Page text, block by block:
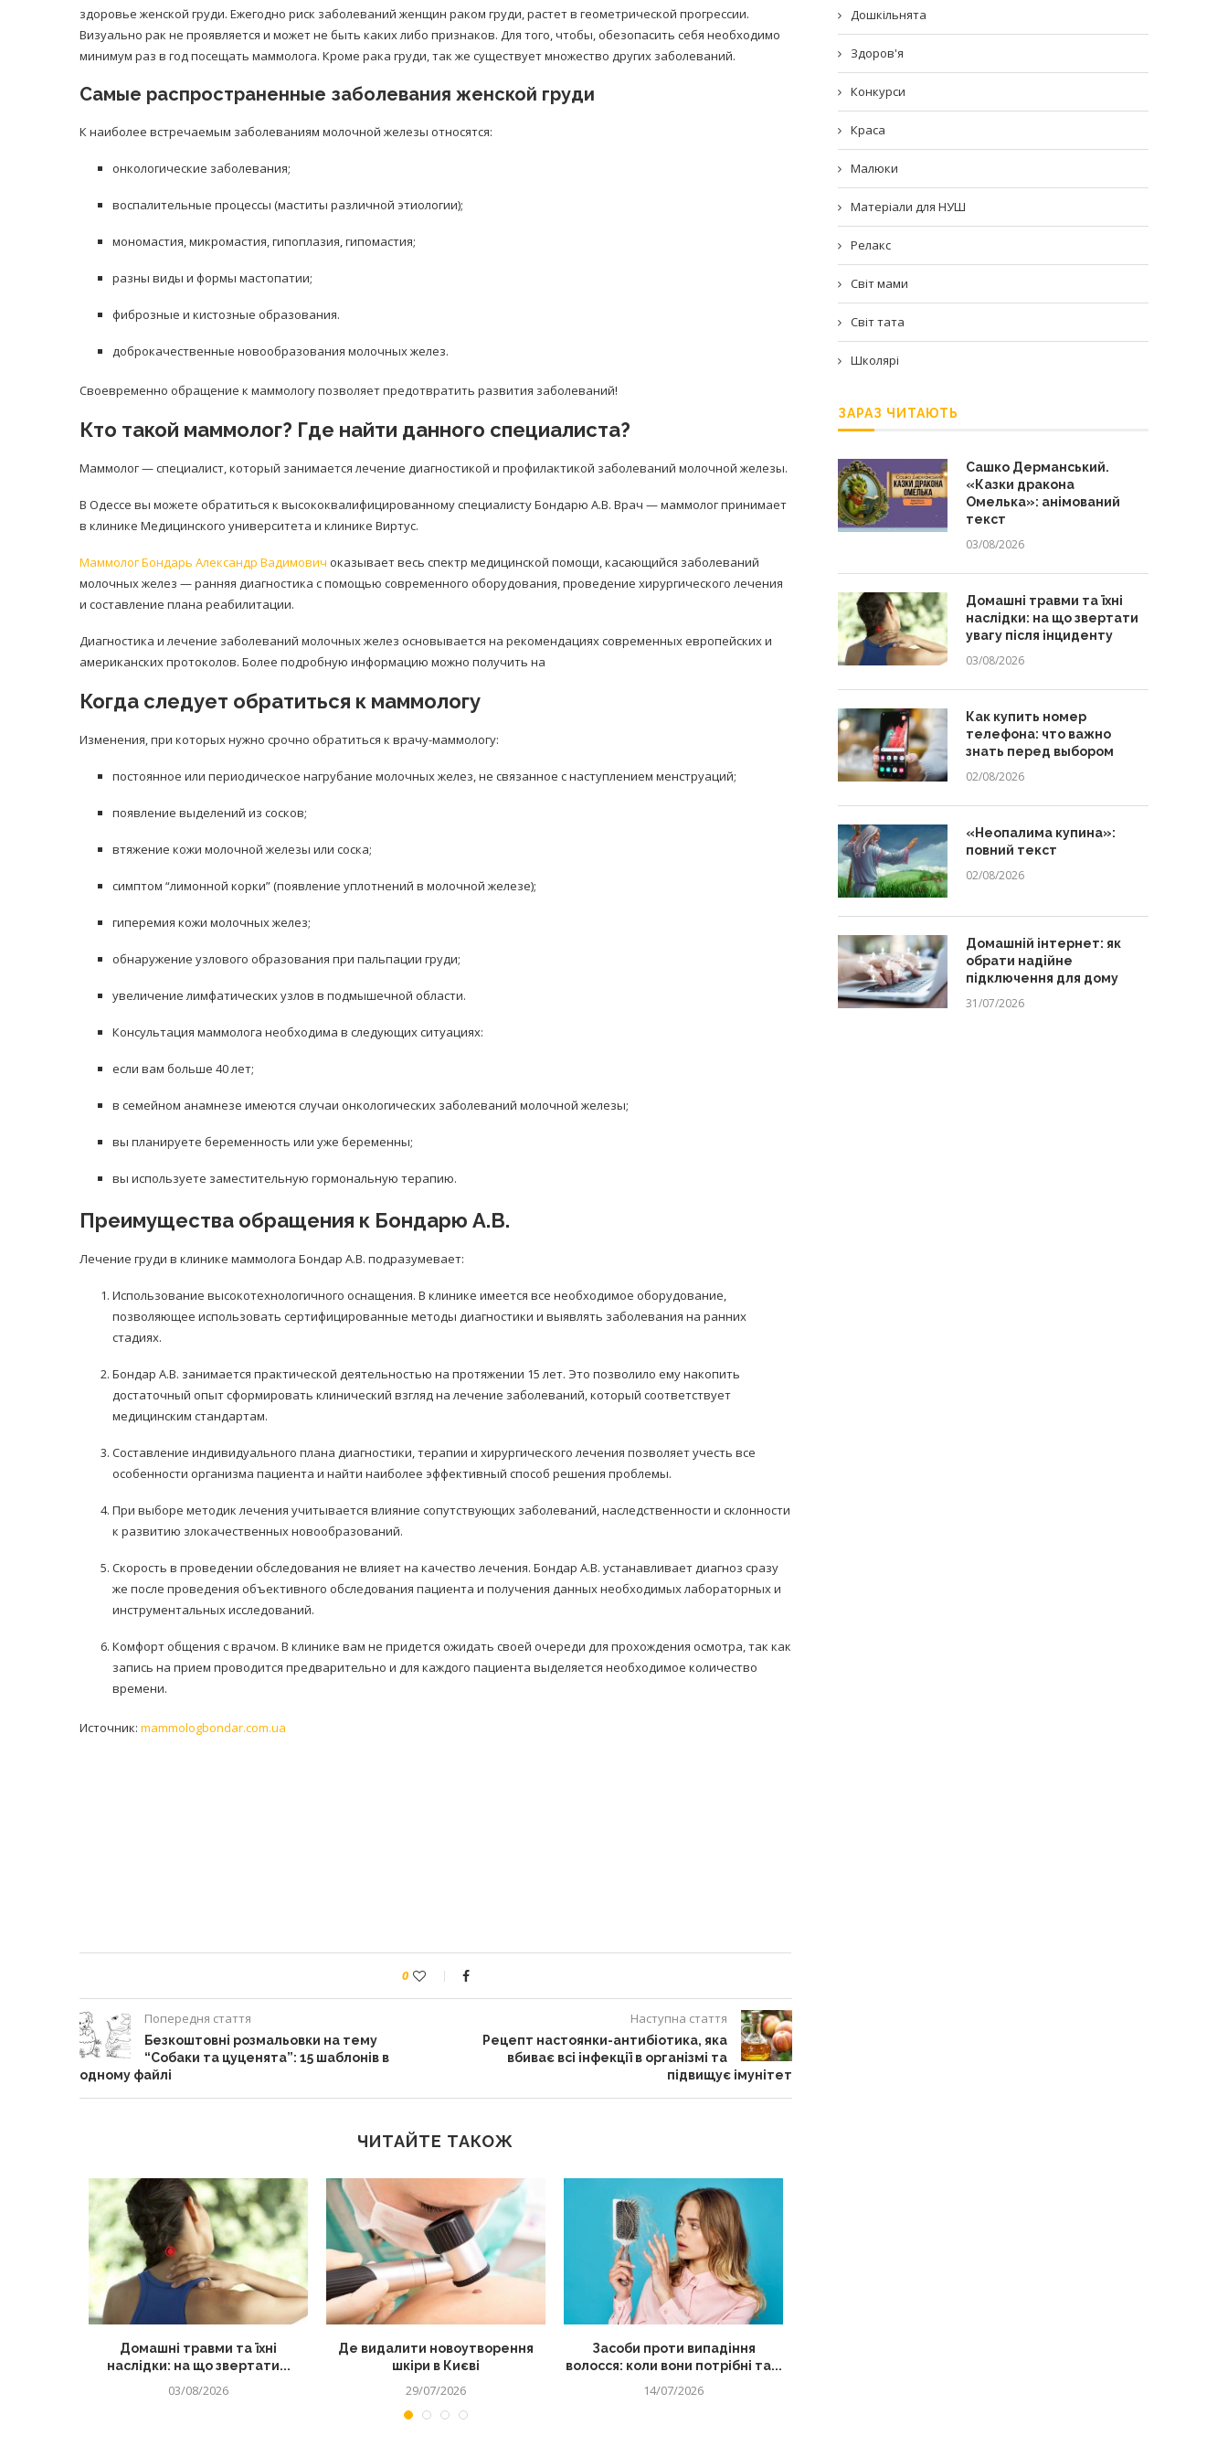
здоровье женской груди. Ежегодно риск заболеваний женщин раком груди, растет в геометрической прогрессии.
Визуально рак не проявляется и может не быть каких либо признаков. Для того, чтобы, обезопасить себя необходимо
минимум раз в год посещать маммолога. Кроме рака груди, так же существует множество других заболеваний.
Самые распространенные заболевания женской груди
К наиболее встречаемым заболеваниям молочной железы относятся:
онкологические заболевания;
воспалительные процессы (маститы различной этиологии);
мономастия, микромастия, гипоплазия, гипомастия;
разны виды и формы мастопатии;
фиброзные и кистозные образования.
доброкачественные новообразования молочных желез.
Своевременно обращение к маммологу позволяет предотвратить развития заболеваний!
Кто такой маммолог? Где найти данного специалиста?
Маммолог — специалист, который занимается лечение диагностикой и профилактикой заболеваний молочной железы.
В Одессе вы можете обратиться к высококвалифицированному специалисту Бондарю А.В. Врач — маммолог принимает
в клинике Медицинского университета и клинике Виртус.
Маммолог Бондарь Александр Вадимович оказывает весь спектр медицинской помощи, касающийся заболеваний
молочных желез — ранняя диагностика с помощью современного оборудования, проведение хирургического лечения
и составление плана реабилитации.
Диагностика и лечение заболеваний молочных желез основывается на рекомендациях современных европейских и
американских протоколов. Более подробную информацию можно получить на
Когда следует обратиться к маммологу
Изменения, при которых нужно срочно обратиться к врачу-маммологу:
постоянное или периодическое нагрубание молочных желез, не связанное с наступлением менструаций;
появление выделений из сосков;
втяжение кожи молочной железы или соска;
симптом “лимонной корки” (появление уплотнений в молочной железе);
гиперемия кожи молочных желез;
обнаружение узлового образования при пальпации груди;
увеличение лимфатических узлов в подмышечной области.
Консультация маммолога необходима в следующих ситуациях:
если вам больше 40 лет;
в семейном анамнезе имеются случаи онкологических заболеваний молочной железы;
вы планируете беременность или уже беременны;
вы используете заместительную гормональную терапию.
Преимущества обращения к Бондарю А.В.
Лечение груди в клинике маммолога Бондар А.В. подразумевает:
Использование высокотехнологичного оснащения. В клинике имеется все необходимое оборудование,
позволяющее использовать сертифицированные методы диагностики и выявлять заболевания на ранних
стадиях.
Бондар А.В. занимается практической деятельностью на протяжении 15 лет. Это позволило ему накопить
достаточный опыт сформировать клинический взгляд на лечение заболеваний, который соответствует
медицинским стандартам.
Составление индивидуального плана диагностики, терапии и хирургического лечения позволяет учесть все
особенности организма пациента и найти наиболее эффективный способ решения проблемы.
При выборе методик лечения учитывается влияние сопутствующих заболеваний, наследственности и склонности
к развитию злокачественных новообразований.
Скорость в проведении обследования не влияет на качество лечения. Бондар А.В. устанавливает диагноз сразу
же после проведения объективного обследования пациента и получения данных необходимых лабораторных и
инструментальных исследований.
Комфорт общения с врачом. В клинике вам не придется ожидать своей очереди для прохождения осмотра, так как
запись на прием проводится предварительно и для каждого пациента выделяется необходимое количество
времени.
Источник: mammologbondar.com.ua
0
Попередня стаття
Безкоштовні розмальовки на тему
“Собаки та цуценята”: 15 шаблонів в
одному файлі
Наступна стаття
Рецепт настоянки-антибіотика, яка
вбиває всі інфекції в організмі та
підвищує імунітет
ЧИТАЙТЕ ТАКОЖ
Домашні травми та їхні
наслідки: на що звертати...
03/08/2026
Де видалити новоутворення
шкіри в Києві
29/07/2026
Засоби проти випадіння
волосся: коли вони потрібні та...
14/07/2026
Дошкільнята
Здоров'я
Конкурси
Краса
Малюки
Матеріали для НУШ
Релакс
Світ мами
Світ тата
Школярі
ЗАРАЗ ЧИТАЮТЬ
Сашко Дерманський.
«Казки дракона
Омелька»: анімований
текст
03/08/2026
Домашні травми та їхні
наслідки: на що звертати
увагу після інциденту
03/08/2026
Как купить номер
телефона: что важно
знать перед выбором
02/08/2026
«Неопалима купина»:
повний текст
02/08/2026
Домашній інтернет: як
обрати надійне
підключення для дому
31/07/2026